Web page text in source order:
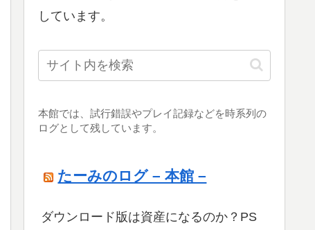
しています。
本館では、試行錯誤やプレイ記録などを時系列の
ログとして残しています。
たーみのログ – 本館 –
ダウンロード版は資産になるのか？PS